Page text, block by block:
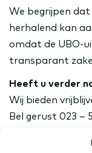
We begrijpen
herhalend kan
omdat de UBO-
transparant
Heeft u verder
Wij bieden
Bel gerust 023 –